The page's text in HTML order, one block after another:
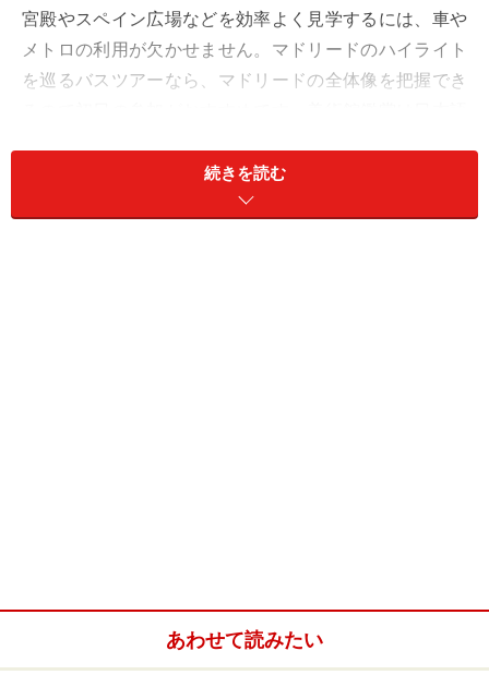
宮殿やスペイン広場などを効率よく見学するには、車や
メトロの利用が欠かせません。マドリードのハイライト
を巡るバスツアーなら、マドリードの全体像を把握でき
への理解が深まり、何倍も楽しめます。迷路のような路
地が続く郊外の街トレドは、細い裏道こそが絵になるス
■日本語ガイドが解説する プラド美術館とソフィア王
続きを読む
あわせて読みたい